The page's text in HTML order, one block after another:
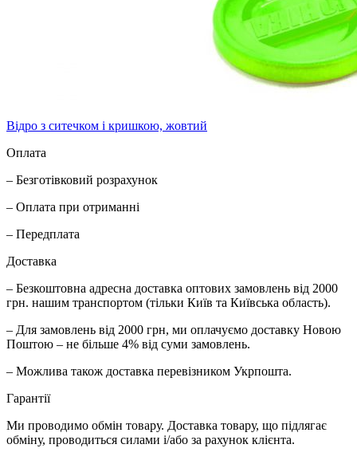
Відро з ситечком і кришкою, жовтий
Оплата
– Безготівковий розрахунок
– Оплата при отриманні
– Передплата
Доставка
– Безкоштовна адресна доставка оптових замовлень від 2000
грн. нашим транспортом (тільки Київ та Київська область).
– Для замовлень від 2000 грн, ми оплачуємо доставку Новою
Поштою – не більше 4% від суми замовлень.
– Можлива також доставка перевізником Укрпошта.
Гарантії
Ми проводимо обмін товару. Доставка товару, що підлягає
обміну, проводиться силами і/або за рахунок клієнта.